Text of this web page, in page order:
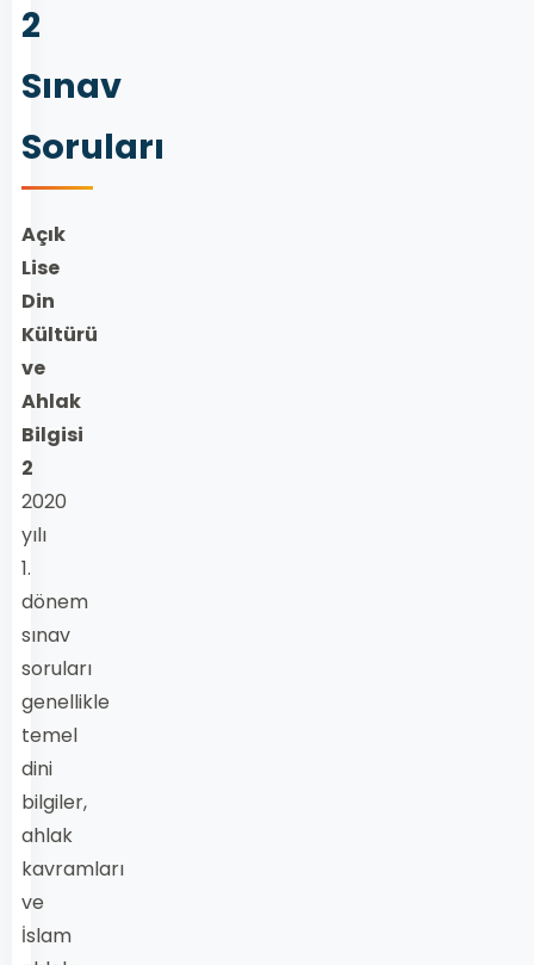
2
Sınav
Soruları
Açık
Lise
Din
Kültürü
ve
Ahlak
Bilgisi
2
2020
yılı
1.
dönem
sınav
soruları
genellikle
temel
dini
bilgiler,
ahlak
kavramları
ve
İslam